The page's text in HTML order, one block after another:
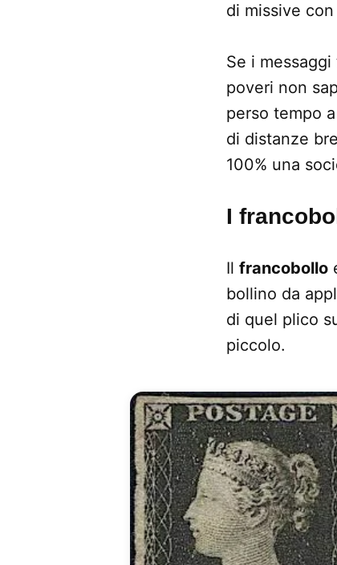
di missive
Se i
poveri non
perso tempo
di distanze
100% una
I
Il francobollo
bollino da
di quel plico
piccolo.